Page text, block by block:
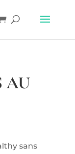
AU
sans